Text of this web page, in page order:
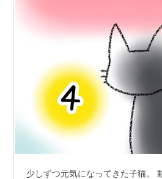
少しずつ元気になってきた子猫。